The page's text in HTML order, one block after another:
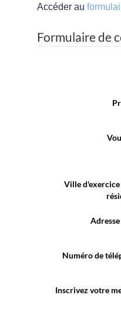
Accéder au
Formulaire de
Ville d'exercice
Numéro de
Inscrivez votre